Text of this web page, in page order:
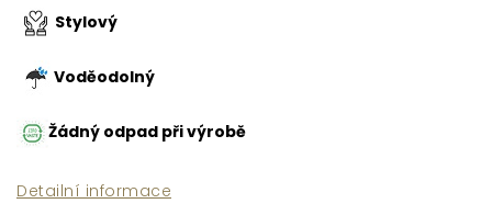
Stylový
Voděodolný
Žádný odpad při výrobě
Detailní informace